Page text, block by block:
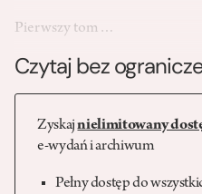
Pierwszy tom…
Czytaj bez
Zyskajnielimitowany
e-wydań i archiwum
Pełny dostęp do